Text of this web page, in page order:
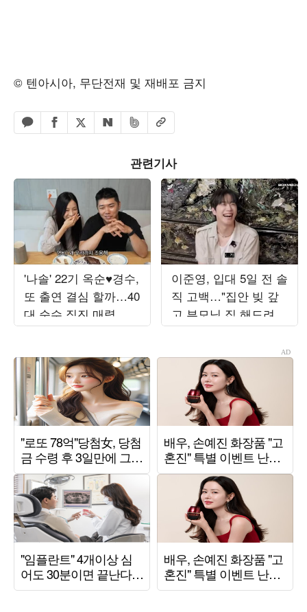
© 텐아시아, 무단전재 및 재배포 금지
카카오톡 공유하기
페이스북 공유하기
엑스 공유하기
네이버 공유하기
밴드 공유하기
URL복사
관련기사
'나솔' 22기 옥순♥경수,
또 출연 결심 할까…40
대 순수 직진 매력 관
전평 ('순수우유')
이준영, 입대 5일 전 솔
직 고백…"집안 빚 갚
고 부모님 집 해드려"
깜짝 ('차쥐뿔')